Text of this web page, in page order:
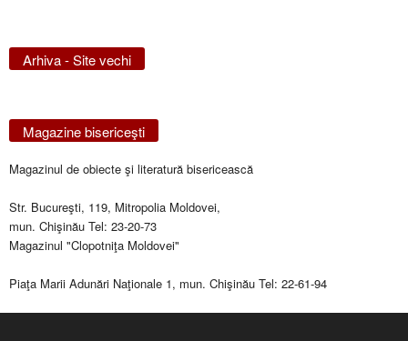
Arhiva - Site vechi
Magazine bisericeşti
Magazinul de obiecte şi literatură bisericească
Str. Bucureşti, 119, Mitropolia Moldovei,
mun. Chişinău Tel: 23-20-73
Magazinul "Clopotniţa Moldovei"
Piaţa Marii Adunări Naţionale 1, mun. Chişinău Tel: 22-61-94